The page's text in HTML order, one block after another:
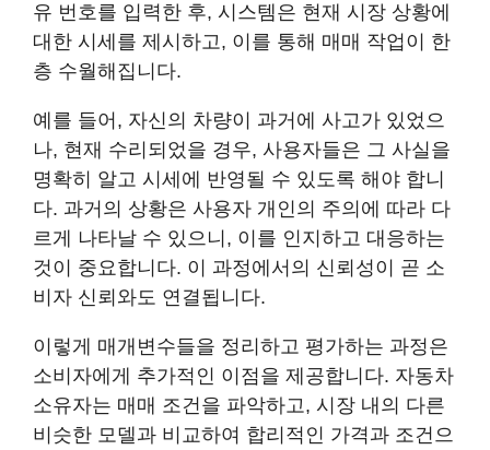
유 번호를 입력한 후, 시스템은 현재 시장 상황에
대한 시세를 제시하고, 이를 통해 매매 작업이 한
층 수월해집니다.
예를 들어, 자신의 차량이 과거에 사고가 있었으
나, 현재 수리되었을 경우, 사용자들은 그 사실을
명확히 알고 시세에 반영될 수 있도록 해야 합니
다. 과거의 상황은 사용자 개인의 주의에 따라 다
르게 나타날 수 있으니, 이를 인지하고 대응하는
것이 중요합니다. 이 과정에서의 신뢰성이 곧 소
비자 신뢰와도 연결됩니다.
이렇게 매개변수들을 정리하고 평가하는 과정은
소비자에게 추가적인 이점을 제공합니다. 자동차
소유자는 매매 조건을 파악하고, 시장 내의 다른
비슷한 모델과 비교하여 합리적인 가격과 조건으